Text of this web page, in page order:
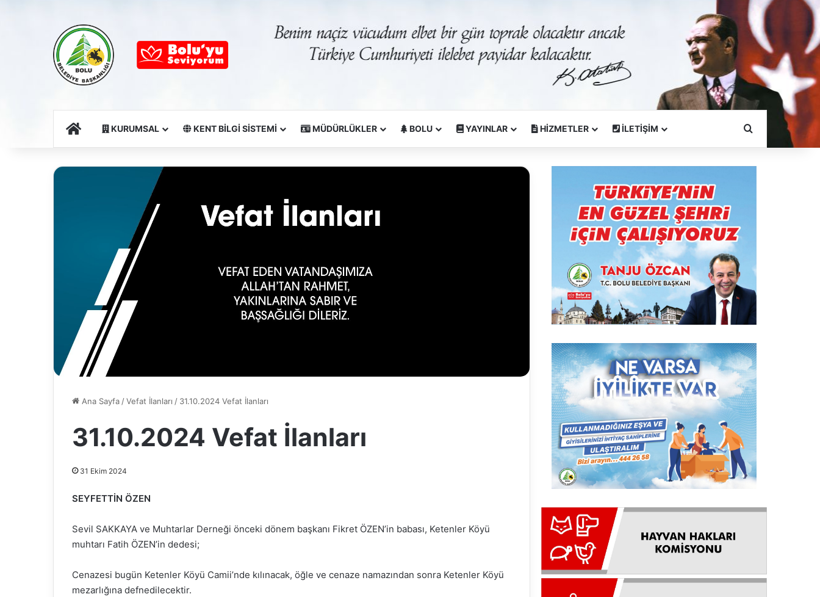
Ana SayfaKURUMSAL KENT BİLGİ SİSTEMİ MÜDÜRLÜKLER BOLU YAYINLAR HİZMETLER İLETİŞİM Arama Yapın
Ana Sayfa/Vefat İlanları / 31.10.2024 Vefat İlanları
31.10.2024 Vefat İlanları
31 Ekim 2024
SEYFETTİN ÖZEN
Sevil SAKKAYA ve Muhtarlar Derneği önceki dönem başkanı Fikret ÖZEN’in babası, Ketenler Köyü
muhtarı Fatih ÖZEN’in dedesi;
Cenazesi bugün Ketenler Köyü Camii’nde kılınacak, öğle ve cenaze namazından sonra Ketenler Köyü
mezarlığına defnedilecektir.